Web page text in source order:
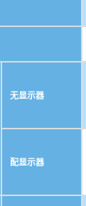
无显示器
配显示器